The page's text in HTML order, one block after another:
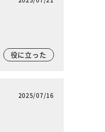
役に立った
2025/07/16